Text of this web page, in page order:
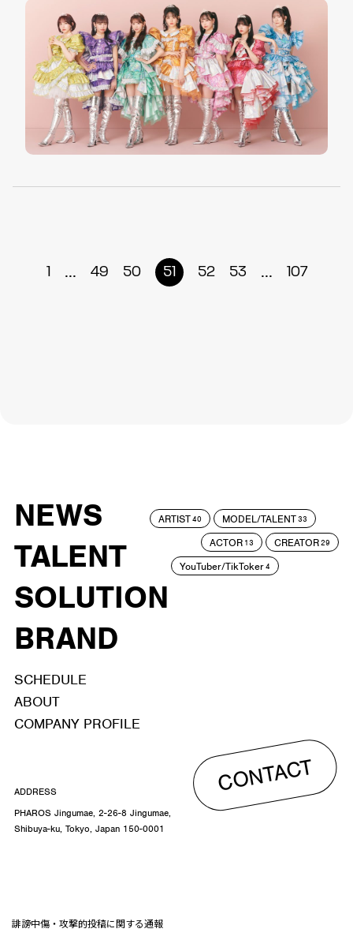
1 ... 49 50 51 52 53 ... 107
NEWS
TALENT
SOLUTION
BRAND
ARTIST40 MODEL/TALENT33
ACTOR 13 CREATOR29
YouTuber/TikToker4
SCHEDULE
ABOUT
COMPANY PROFILE
CONTACT
ADDRESS
PHAROS Jingumae, 2-26-8 Jingumae,
Shibuya-ku, Tokyo, Japan 150-0001
誹謗中傷・攻撃的投稿に関する通報